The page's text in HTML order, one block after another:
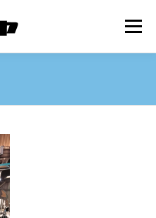
メニュー
INQUIRY
FRIEND’S SITE